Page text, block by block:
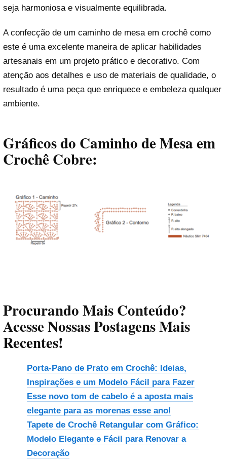
seja harmoniosa e visualmente equilibrada.
A confecção de um caminho de mesa em crochê como
este é uma excelente maneira de aplicar habilidades
artesanais em um projeto prático e decorativo. Com
atenção aos detalhes e uso de materiais de qualidade, o
resultado é uma peça que enriquece e embeleza qualquer
ambiente.
Gráficos do Caminho de Mesa em
Crochê Cobre:
Procurando Mais Conteúdo?
Acesse Nossas Postagens Mais
Recentes!
Porta-Pano de Prato em Crochê: Ideias,
Inspirações e um Modelo Fácil para Fazer
Esse novo tom de cabelo é a aposta mais
elegante para as morenas esse ano!
Tapete de Crochê Retangular com Gráfico:
Modelo Elegante e Fácil para Renovar a
Decoração